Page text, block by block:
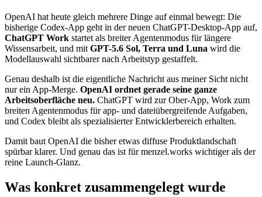
OpenAI hat heute gleich mehrere Dinge auf einmal bewegt: Die
bisherige Codex-App geht in der neuen ChatGPT-Desktop-App auf,
ChatGPT Work startet als breiter Agentenmodus für längere
Wissensarbeit, und mit GPT-5.6 Sol, Terra und Luna wird die
Modellauswahl sichtbarer nach Arbeitstyp gestaffelt.
Genau deshalb ist die eigentliche Nachricht aus meiner Sicht nicht
nur ein App-Merge. OpenAI ordnet gerade seine ganze
Arbeitsoberfläche neu. ChatGPT wird zur Ober-App, Work zum
breiten Agentenmodus für app- und dateiübergreifende Aufgaben,
und Codex bleibt als spezialisierter Entwicklerbereich erhalten.
Damit baut OpenAI die bisher etwas diffuse Produktlandschaft
spürbar klarer. Und genau das ist für menzel.works wichtiger als der
reine Launch-Glanz.
Was konkret zusammengelegt wurde